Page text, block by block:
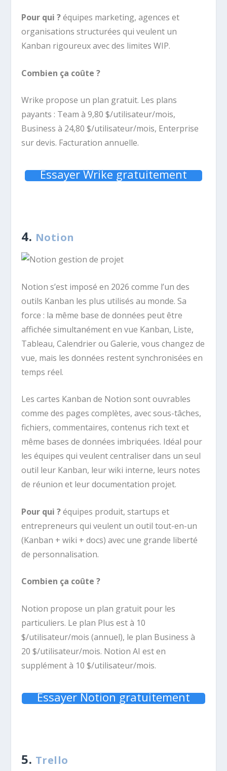
Pour qui ?équipes marketing, agences et
organisations structurées qui veulent un
Kanban rigoureux avec des limites WIP.
Combien ça coûte ?
Wrike propose un plan gratuit. Les plans
payants : Team à 9,80 $/utilisateur/mois,
Business à 24,80 $/utilisateur/mois, Enterprise
sur devis. Facturation annuelle.
Essayer Wrike gratuitement
4. Notion
Notion s’est imposé en 2026 comme l’un des
outils Kanban les plus utilisés au monde. Sa
force : la même base de données peut être
affichée simultanément en vue Kanban, Liste,
Tableau, Calendrier ou Galerie, vous changez de
vue, mais les données restent synchronisées en
temps réel.
Les cartes Kanban de Notion sont ouvrables
comme des pages complètes, avec sous-tâches,
fichiers, commentaires, contenus rich text et
même bases de données imbriquées. Idéal pour
les équipes qui veulent centraliser dans un seul
outil leur Kanban, leur wiki interne, leurs notes
de réunion et leur documentation projet.
Pour qui ?équipes produit, startups et
entrepreneurs qui veulent un outil tout-en-un
(Kanban + wiki + docs) avec une grande liberté
de personnalisation.
Combien ça coûte ?
Notion propose un plan gratuit pour les
particuliers. Le plan Plus est à 10
$/utilisateur/mois (annuel), le plan Business à
20 $/utilisateur/mois. Notion AI est en
supplément à 10 $/utilisateur/mois.
Essayer Notion gratuitement
5. Trello